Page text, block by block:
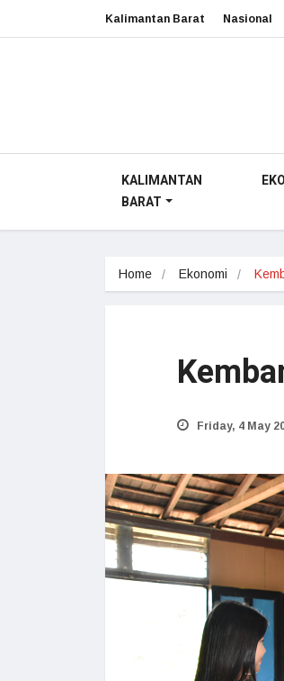
Kalimantan Barat Nasional
KALIMANTAN
BARAT
Home Ekonomi
Friday, 4 May